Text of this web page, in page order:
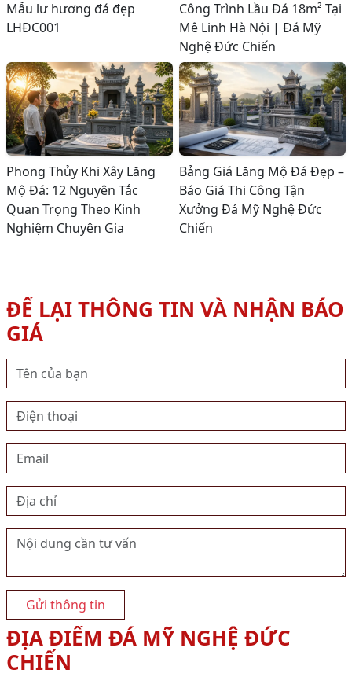
Mẫu lư hương đá đẹp
LHĐC001
Công Trình Lầu Đá 18m² Tại
Mê Linh Hà Nội | Đá Mỹ
Nghệ Đức Chiến
Phong Thủy Khi Xây Lăng
Mộ Đá: 12 Nguyên Tắc
Quan Trọng Theo Kinh
Nghiệm Chuyên Gia
Bảng Giá Lăng Mộ Đá Đẹp –
Báo Giá Thi Công Tận
Xưởng Đá Mỹ Nghệ Đức
Chiến
ĐỂ LẠI THÔNG TIN VÀ NHẬN BÁO
GIÁ
Gửi thông tin
ĐỊA ĐIỂM ĐÁ MỸ NGHỆ ĐỨC
CHIẾN